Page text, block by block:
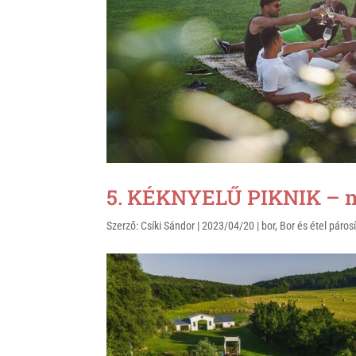
5. KÉKNYELŰ PIKNIK –
Szerző: Csíki Sándor |2023/04/20 | bor, Bor és étel